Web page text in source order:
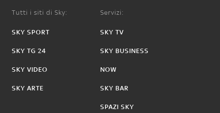
Tutti i siti di Sky:
SKY SPORT
SKY TG 24
SKY VIDEO
SKY ARTE
Servizi:
SKY TV
SKY BUSINESS
NOW
SKY BAR
SPAZI SKY